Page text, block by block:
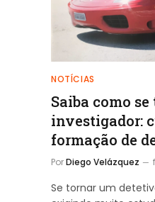
NOTÍCIAS
Saiba como
investigador:
formação de
PorDiego Velázquez
Se tornar um